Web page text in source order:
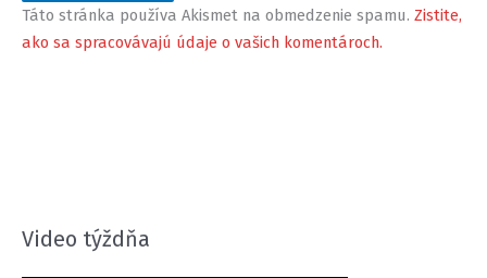
Táto stránka používa Akismet na obmedzenie spamu. Zistite,
ako sa spracovávajú údaje o vašich komentároch.
Video týždňa